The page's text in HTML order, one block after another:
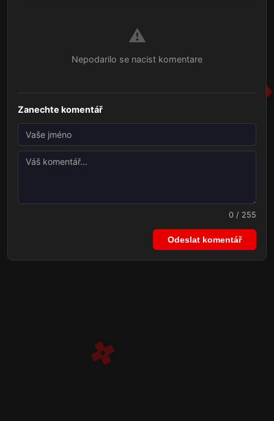
⚠️
Nepodarilo se nacist komentare
Zanechte komentář
0 / 255
Odeslat komentář